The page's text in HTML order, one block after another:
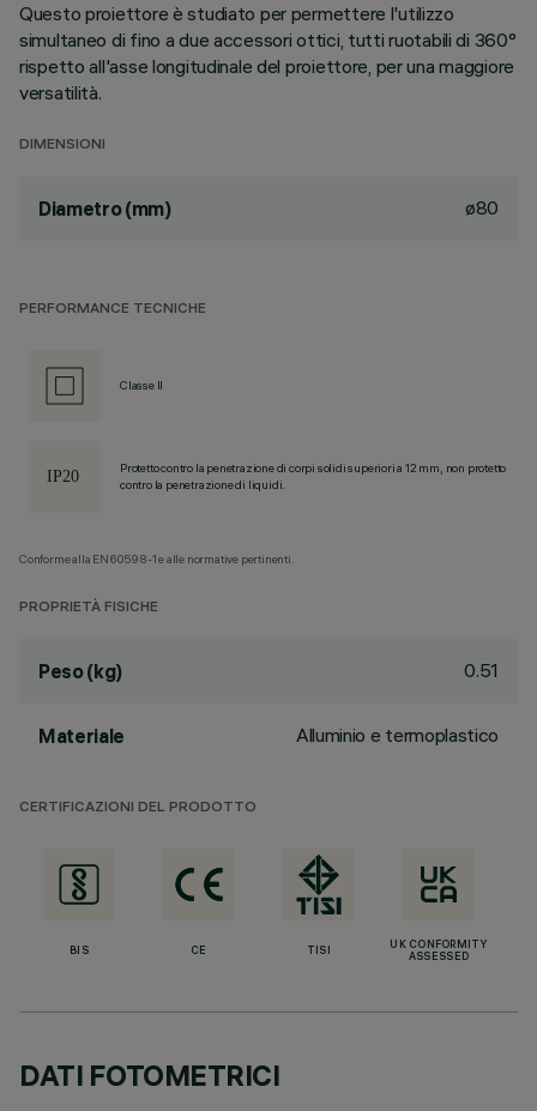
Questo proiettore è studiato per permettere l'utilizzo
simultaneo di fino a due accessori ottici, tutti ruotabili di 360°
rispetto all'asse longitudinale del proiettore, per una maggiore
versatilità.
DIMENSIONI
Diametro (mm) ø80
PERFORMANCE TECNICHE
Classe II
Protetto contro la penetrazione di corpi solidi superiori a 12 mm, non protetto
contro la penetrazione di liquidi.
Conforme alla EN60598-1 e alle normative pertinenti.
PROPRIETÀ FISICHE
Peso (kg) 0.51
Materiale Alluminio e termoplastico
CERTIFICAZIONI DEL PRODOTTO
BIS CE TISI
UK CONFORMITY
ASSESSED
DATI FOTOMETRICI